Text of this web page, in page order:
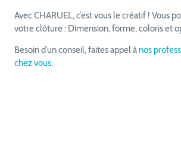
Avec CHARUEL, c’est vous le créatif ! Vous
votre clôture : Dimension, forme, coloris et
Besoin d’un conseil, faites appel à nos
chez vous.